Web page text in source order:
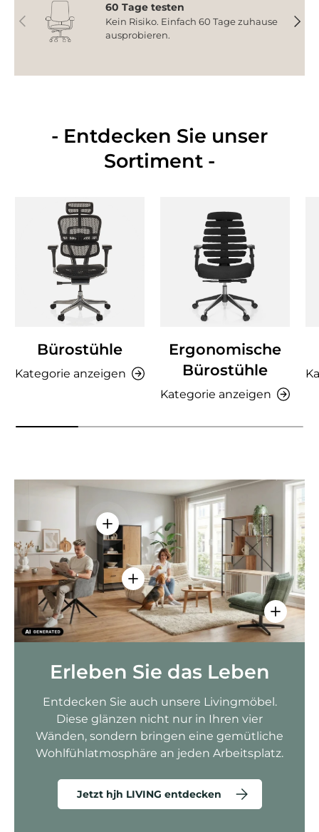
Vorherige
60 Tage testen
Kein Risiko. Einfach 60 Tage zuhause
ausprobieren.
- Entdecken Sie unser
Sortiment -
Bürostühle
Kategorie anzeigen
Ergonomische
Bürostühle
Kategorie anzeigen
Einzelheiten anzeigen - AMIO H -
Einzelheiten anzeigen - Sitzolo 2
Erleben Sie das Leben
Entdecken Sie auch unsere Livingmöbel.
Diese glänzen nicht nur in Ihren vier
Wänden, sondern bringen eine gemütliche
Wohlfühlatmosphäre an jeden Arbeitsplatz.
Jetzt hjh LIVING entdecken